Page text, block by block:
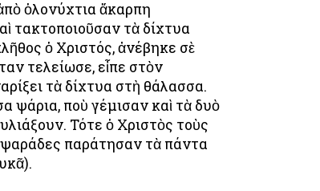
ὁλονύχτια ἄκαρπη
τακτοποιοῦσαν τὰ δίχτυα
ὁ Χριστός, ἀνέβηκε σὲ
τελείωσε, εἶπε στὸν
τὰ δίχτυα στὴ θάλασσα.
ψάρια, ποὺ γέμισαν καὶ τὰ δυὸ
Τότε ὁ Χριστὸς τοὺς
ψαράδες παράτησαν τὰ πάντα